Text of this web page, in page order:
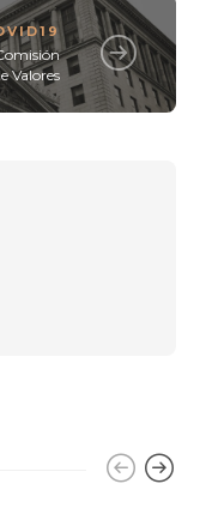
Valores